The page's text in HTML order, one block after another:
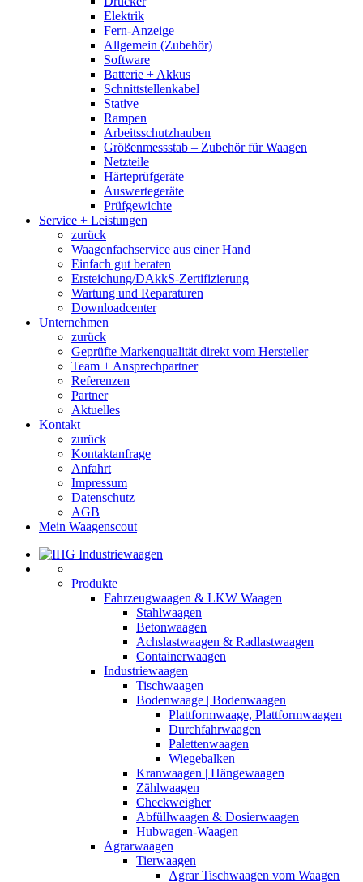
Elektrik
Fern-Anzeige
Allgemein (Zubehör)
Software
Batterie + Akkus
Schnittstellenkabel
Stative
Rampen
Arbeitsschutzhauben
Größenmessstab – Zubehör für Waagen
Netzteile
Härteprüfgeräte
Auswertegeräte
Prüfgewichte
Service + Leistungen
zurück
Waagenfachservice aus einer Hand
Einfach gut beraten
Ersteichung/DAkkS-Zertifizierung
Wartung und Reparaturen
Downloadcenter
Unternehmen
zurück
Geprüfte Markenqualität direkt vom Hersteller
Team + Ansprechpartner
Referenzen
Partner
Aktuelles
Kontakt
zurück
Kontaktanfrage
Anfahrt
Impressum
Datenschutz
AGB
Mein Waagenscout
Produkte
Fahrzeugwaagen & LKW Waagen
Stahlwaagen
Betonwaagen
Achslastwaagen & Radlastwaagen
Containerwaagen
Industriewaagen
Tischwaagen
Bodenwaage | Bodenwaagen
Plattformwaage, Plattformwaagen
Durchfahrwaagen
Palettenwaagen
Wiegebalken
Kranwaagen | Hängewaagen
Zählwaagen
Checkweigher
Abfüllwaagen & Dosierwaagen
Hubwagen-Waagen
Agrarwaagen
Tierwaagen
Agrar Tischwaagen vom Waagen